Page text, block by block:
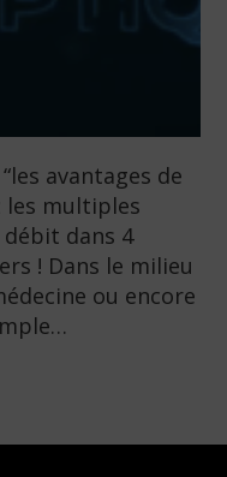
avantages de
les multiples
débit dans 4
! Dans le milieu
ou encore